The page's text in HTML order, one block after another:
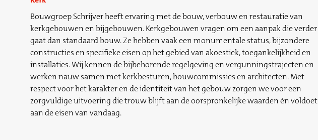
Bouwgroep Schrijver heeft ervaring met de bouw, verbouw en restauratie van
kerkgebouwen en bijgebouwen. Kerkgebouwen vragen om een aanpak die verder
gaat dan standaard bouw. Ze hebben vaak een monumentale status, bijzondere
constructies en specifieke eisen op het gebied van akoestiek, toegankelijkheid en
installaties. Wij kennen de bijbehorende regelgeving en vergunningstrajecten en
werken nauw samen met kerkbesturen, bouwcommissies en architecten. Met
respect voor het karakter en de identiteit van het gebouw zorgen we voor een
zorgvuldige uitvoering die trouw blijft aan de oorspronkelijke waarden én voldoet
aan de eisen van vandaag.